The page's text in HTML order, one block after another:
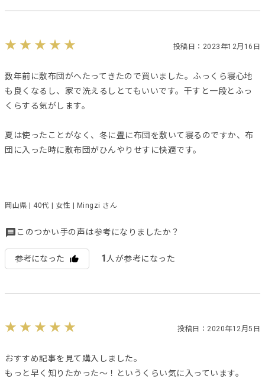
投稿日：2023年12月16日
数年前に敷布団がへたってきたので買いました。ふっくら寝心地
も良くなるし、家で洗えるしとてもいいです。干すと一段とふっ
くらする気がします。
夏は使ったことがなく、冬に畳に布団を敷いて寝るのですか、布
団に入った時に敷布団がひんやりせすに快適です。
岡山県 | 40代 | 女性 | Mingzi さん
このつかい手の声は参考になりましたか？
参考になった 1 人が参考になった
投稿日：2020年12月5日
おすすめ記事を見て購入しました。
もっと早く知りたかった～！というくらい気に入っています。